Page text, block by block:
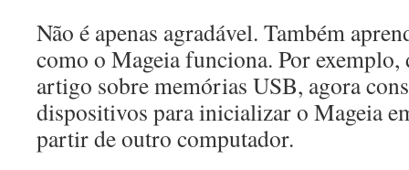
Não é apenas agradável. Também
como o Mageia funciona. Por exemplo,
artigo sobre memórias USB, agora
dispositivos para inicializar o Mageia
partir de outro computador.